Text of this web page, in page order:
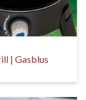
| Gasblus